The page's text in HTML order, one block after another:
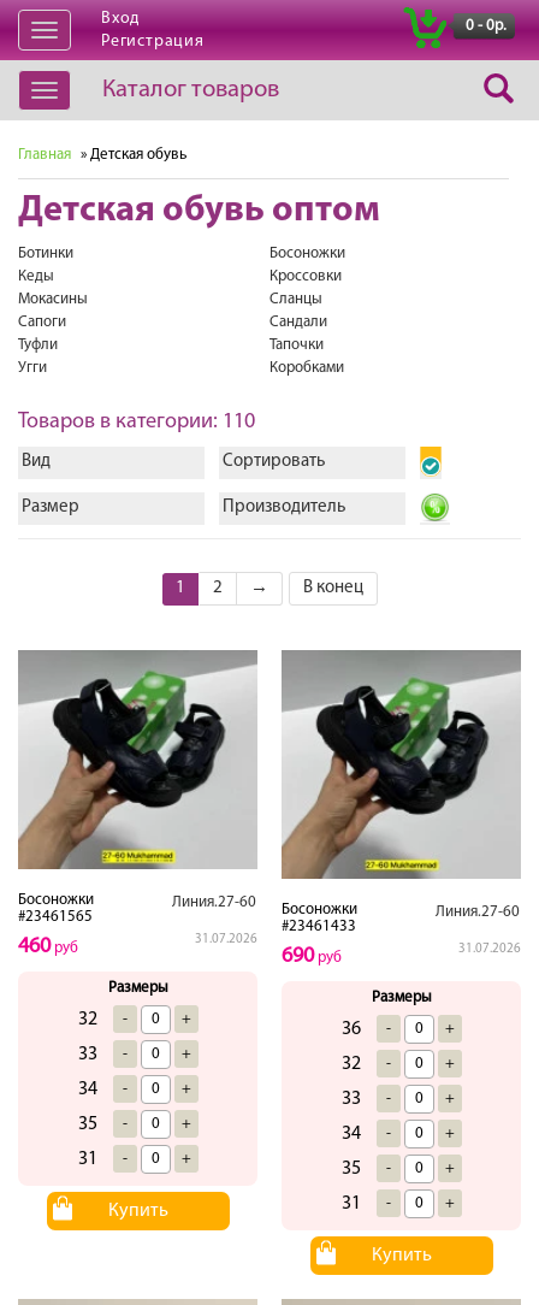
Открыть
навигацию
Вход
Регистрация
0 - 0р.
Открыть
навигацию
Каталог товаров
Главная » Детская обувь
Детская обувь оптом
Ботинки
Босоножки
Кеды
Кроссовки
Мокасины
Сланцы
Сапоги
Сандали
Туфли
Тапочки
Угги
Коробками
Товаров в категории: 110
Вид Сортировать
Размер Производитель
1 2 → В конец
Босоножки
#23461565
Линия.27-60
31.07.2026
460руб
Размеры
32 - +
33 - +
34 - +
35 - +
31 - +
Купить
Босоножки
#23461433
Линия.27-60
31.07.2026
690руб
Размеры
36 - +
32 - +
33 - +
34 - +
35 - +
31 - +
Купить